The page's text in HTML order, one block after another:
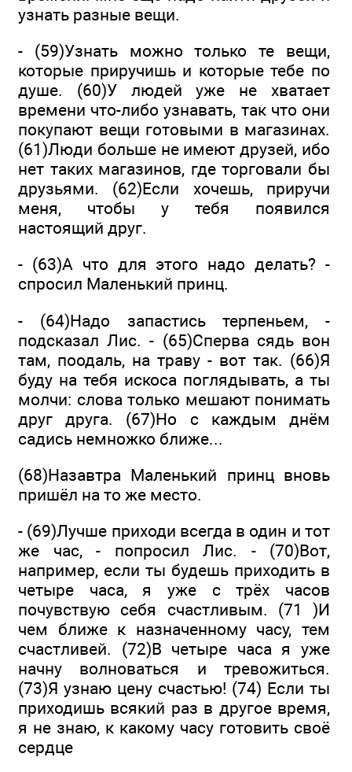
узнать разные вещи.
- (59)Узнать можно только те вещи,
которые приручишь и которые тебе по
душе. (60)У людей уже не хватает
времени что-либо узнавать, так что они
покупают вещи готовыми в магазинах.
(61)Люди больше не имеют друзей, ибо
нет таких магазинов, где торговали бы
друзьями. (62)Если хочешь, приручи
меня, чтобы у тебя появился
настоящий друг.
- (63)А что для этого надо делать? -
спросил Маленький принц.
- (64)Надо запастись терпеньем, -
подсказал Лис. - (65)Сперва сядь вон
там, поодаль, на траву - вот так. (66)Я
буду на тебя искоса поглядывать, а ты
молчи: слова только мешают понимать
друг друга. (67)Но с каждым днём
садись немножко ближе...
(68)Назавтра Маленький принц вновь
пришёл на то же место.
- (69)Лучше приходи всегда в один и тот
же час, - попросил Лис. - (70)Вот,
например, если ты будешь приходить в
четыре часа, я уже с трёх часов
почувствую себя счастливым. (71 )И
чем ближе к назначенному часу, тем
счастливей. (72)В четыре часа я уже
начну волноваться и тревожиться.
(73)Я узнаю цену счастью! (74) Если ты
приходишь всякий раз в другое время,
я не знаю, к какому часу готовить своё
сердце